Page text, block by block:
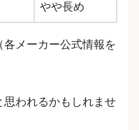
やや長め
メーカー公式情報を
思われるかもしれませ